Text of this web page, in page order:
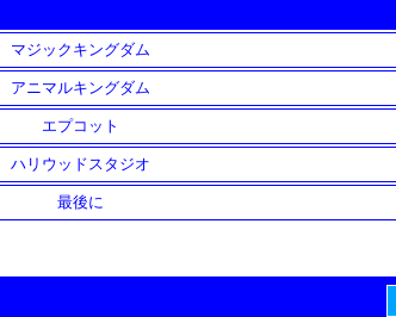
マジックキングダム
アニマルキングダム
エプコット
ハリウッドスタジオ
最後に